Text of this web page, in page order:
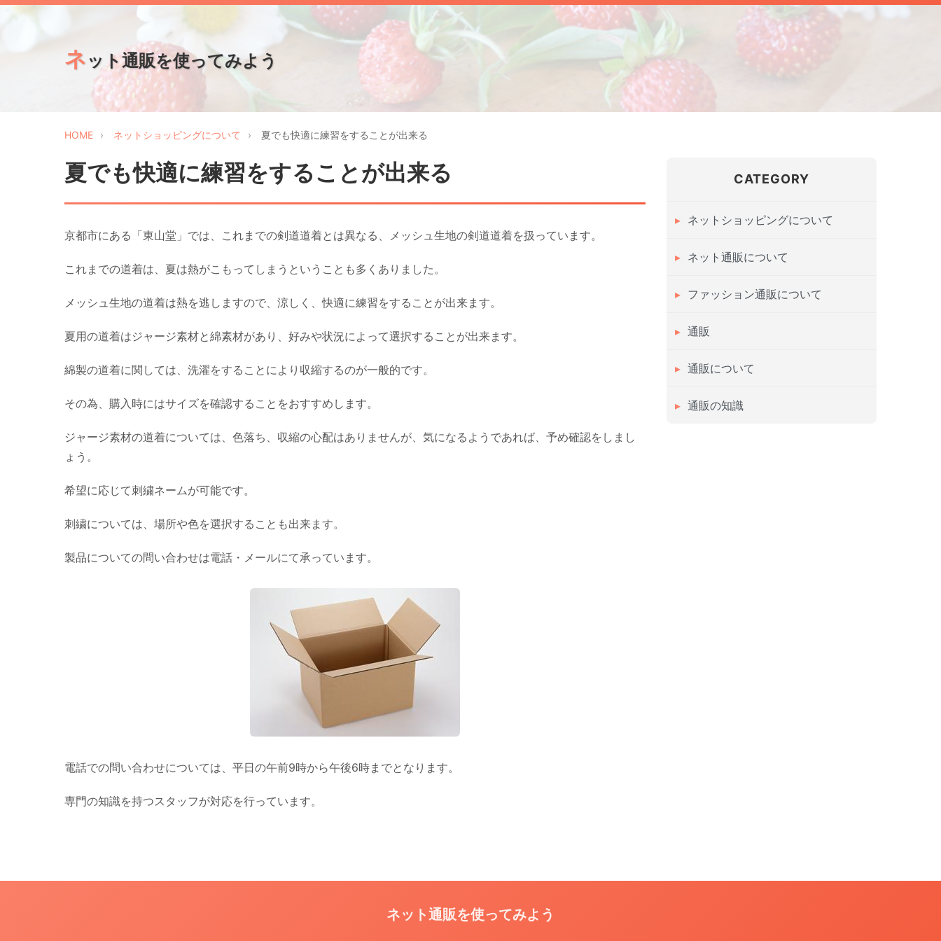
ネ ット通販を使ってみよう
HOME ネットショッピングについて 夏でも快適に練習をすることが出来る
夏でも快適に練習をすることが出来る
京都市にある「東山堂」では、これまでの剣道道着とは異なる、メッシュ生地の剣道道着を扱っています。
これまでの道着は、夏は熱がこもってしまうということも多くありました。
メッシュ生地の道着は熱を逃しますので、涼しく、快適に練習をすることが出来ます。
夏用の道着はジャージ素材と綿素材があり、好みや状況によって選択することが出来ます。
綿製の道着に関しては、洗濯をすることにより収縮するのが一般的です。
その為、購入時にはサイズを確認することをおすすめします。
ジャージ素材の道着については、色落ち、収縮の心配はありませんが、気になるようであれば、予め確認をしまし
ょう。
希望に応じて刺繍ネームが可能です。
刺繍については、場所や色を選択することも出来ます。
製品についての問い合わせは電話・メールにて承っています。
電話での問い合わせについては、平日の午前9時から午後6時までとなります。
専門の知識を持つスタッフが対応を行っています。
CATEGORY
ネットショッピングについて
ネット通販について
ファッション通販について
通販
通販について
通販の知識
ネット通販を使ってみよう